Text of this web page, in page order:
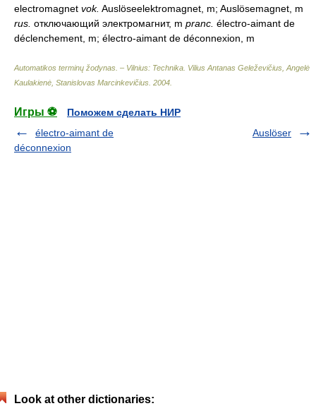
electromagnet vok. Auslöseelektromagnet, m; Auslösemagnet, m
rus. отключающий электромагнит, m pranc. électro-aimant de
déclenchement, m; électro-aimant de déconnexion, m
Automatikos terminų žodynas. – Vilnius: Technika Vilius Antanas Geleževičius, Angelė
Kaulakienė, Stanislovas Marcinkevičius 2004
Игры ⚽
Поможем сделать НИР
électro-aimant de
déconnexion
Auslöser
Look at other dictionaries: